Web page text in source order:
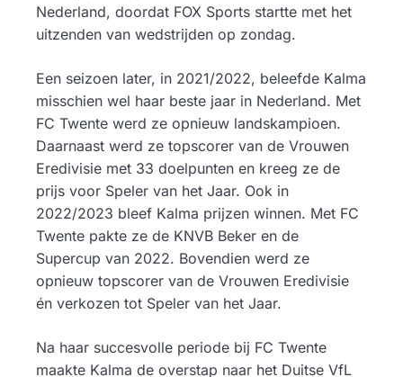
Nederland, doordat FOX Sports startte met het
uitzenden van wedstrijden op zondag.
Een seizoen later, in 2021/2022, beleefde Kalma
misschien wel haar beste jaar in Nederland. Met
FC Twente werd ze opnieuw landskampioen.
Daarnaast werd ze topscorer van de Vrouwen
Eredivisie met 33 doelpunten en kreeg ze de
prijs voor Speler van het Jaar. Ook in
2022/2023 bleef Kalma prijzen winnen. Met FC
Twente pakte ze de KNVB Beker en de
Supercup van 2022. Bovendien werd ze
opnieuw topscorer van de Vrouwen Eredivisie
én verkozen tot Speler van het Jaar.
Na haar succesvolle periode bij FC Twente
maakte Kalma de overstap naar het Duitse VfL